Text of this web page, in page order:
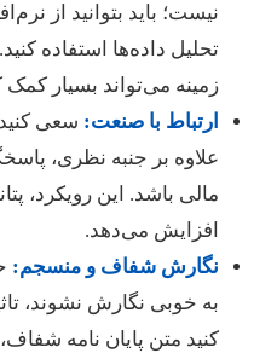
نیست؛ باید بتوانید از
تحلیل داده‌ها استفاده کنید.
زمینه می‌تواند بسیار کمک
ارتباط با صنعت:سعی کنید
علاوه بر جنبه نظری،
مالی باشد. این رویکرد،
افزایش می‌دهد.
نگارش شفاف و منسجم:حتی
به خوبی نگارش نشوند،
کنید متن پایان نامه شفاف،